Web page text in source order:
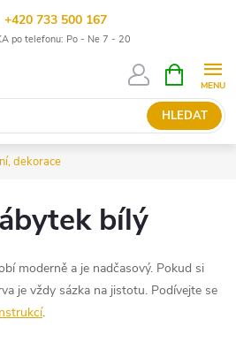
+420 733 500 167
po telefonu: Po - Ne 7 - 20
HLEDAT
NÁKUPNÍ
KOŠÍK
dekorace
bílý
moderně a je nadčasový. Pokud si
je vždy sázka na jistotu. Podívejte se
.